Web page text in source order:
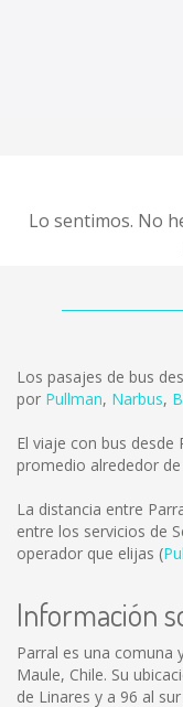
Lo sentimos. No
Los pasajes de bus
por Pullman, Narbus,
El viaje con bus
promedio alrededor
La distancia entre
entre los servicios de
operador que elijas (
Información
Parral es una comuna
Maule, Chile. Su
de Linares y a 96 al